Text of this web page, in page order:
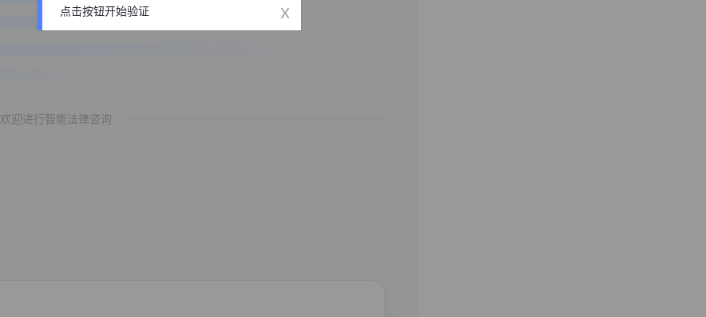
欢迎进行智能法律咨询
点击按钮开始验证 x